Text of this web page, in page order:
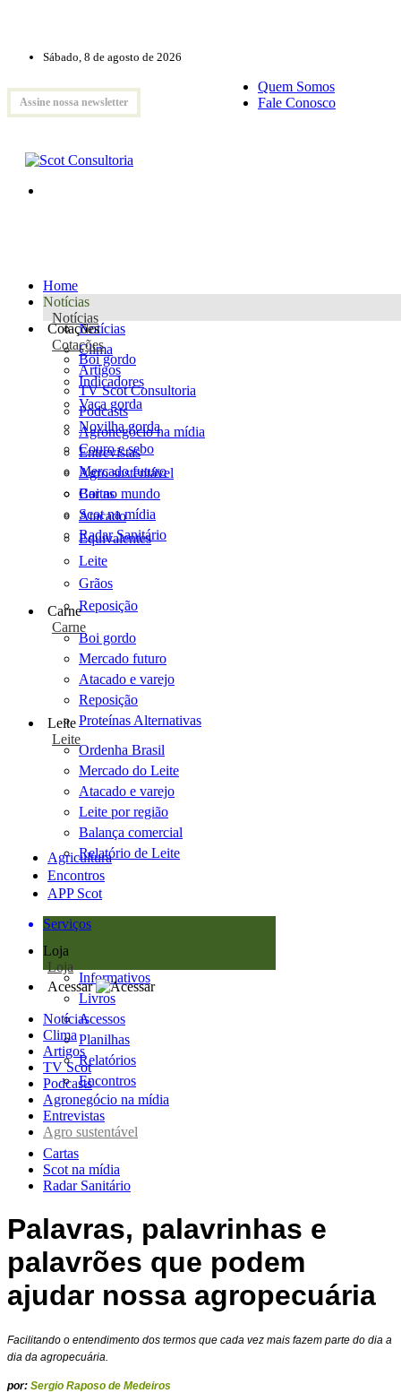
Sábado, 8 de agosto de 2026
Assine nossa newsletter
Quem Somos
Fale Conosco
Home
Notícias
Notícias
Notícias
Clima
Artigos
TV Scot Consultoria
Podcasts
Agronegócio na mídia
Entrevistas
Agro sustentável
Cartas
Scot na mídia
Radar Sanitário
Cotações
Cotações
Boi gordo
Indicadores
Vaca gorda
Novilha gorda
Couro e sebo
Mercado futuro
Boi no mundo
Atacado
Equivalentes
Leite
Grãos
Reposição
Carne
Carne
Boi gordo
Mercado futuro
Atacado e varejo
Reposição
Proteínas Alternativas
Leite
Leite
Ordenha Brasil
Mercado do Leite
Atacado e varejo
Leite por região
Balança comercial
Relatório de Leite
Agricultura
Encontros
APP Scot
Serviços
Loja
Loja
Informativos
Livros
Acessos
Planilhas
Relatórios
Encontros
Acessar
Notícias
Clima
Artigos
TV Scot
Podcasts
Agronegócio na mídia
Entrevistas
Agro sustentável
Cartas
Scot na mídia
Radar Sanitário
Palavras, palavrinhas e
palavrões que podem
ajudar nossa agropecuária
Facilitando o entendimento dos termos que cada vez mais fazem parte do dia a
dia da agropecuária.
por: Sergio Raposo de Medeiros